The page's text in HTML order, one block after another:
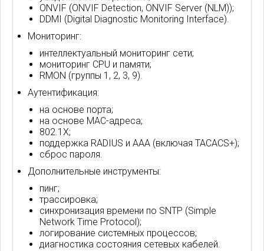
ONVIF (ONVIF Detection, ONVIF Server (NLM));
DDMI (Digital Diagnostic Monitoring Interface).
Мониторинг:
интеллектуальный мониторинг сети;
мониторинг CPU и памяти;
RMON (группы 1, 2, 3, 9).
Аутентификация:
на основе порта;
на основе MAC-адреса;
802.1X;
поддержка RADIUS и AAA (включая TACACS+);
сброс пароля.
Дополнительные инструменты:
пинг;
трассировка;
синхронизация времени по SNTP (Simple
Network Time Protocol);
логирование системных процессов;
диагностика состояния сетевых кабелей.